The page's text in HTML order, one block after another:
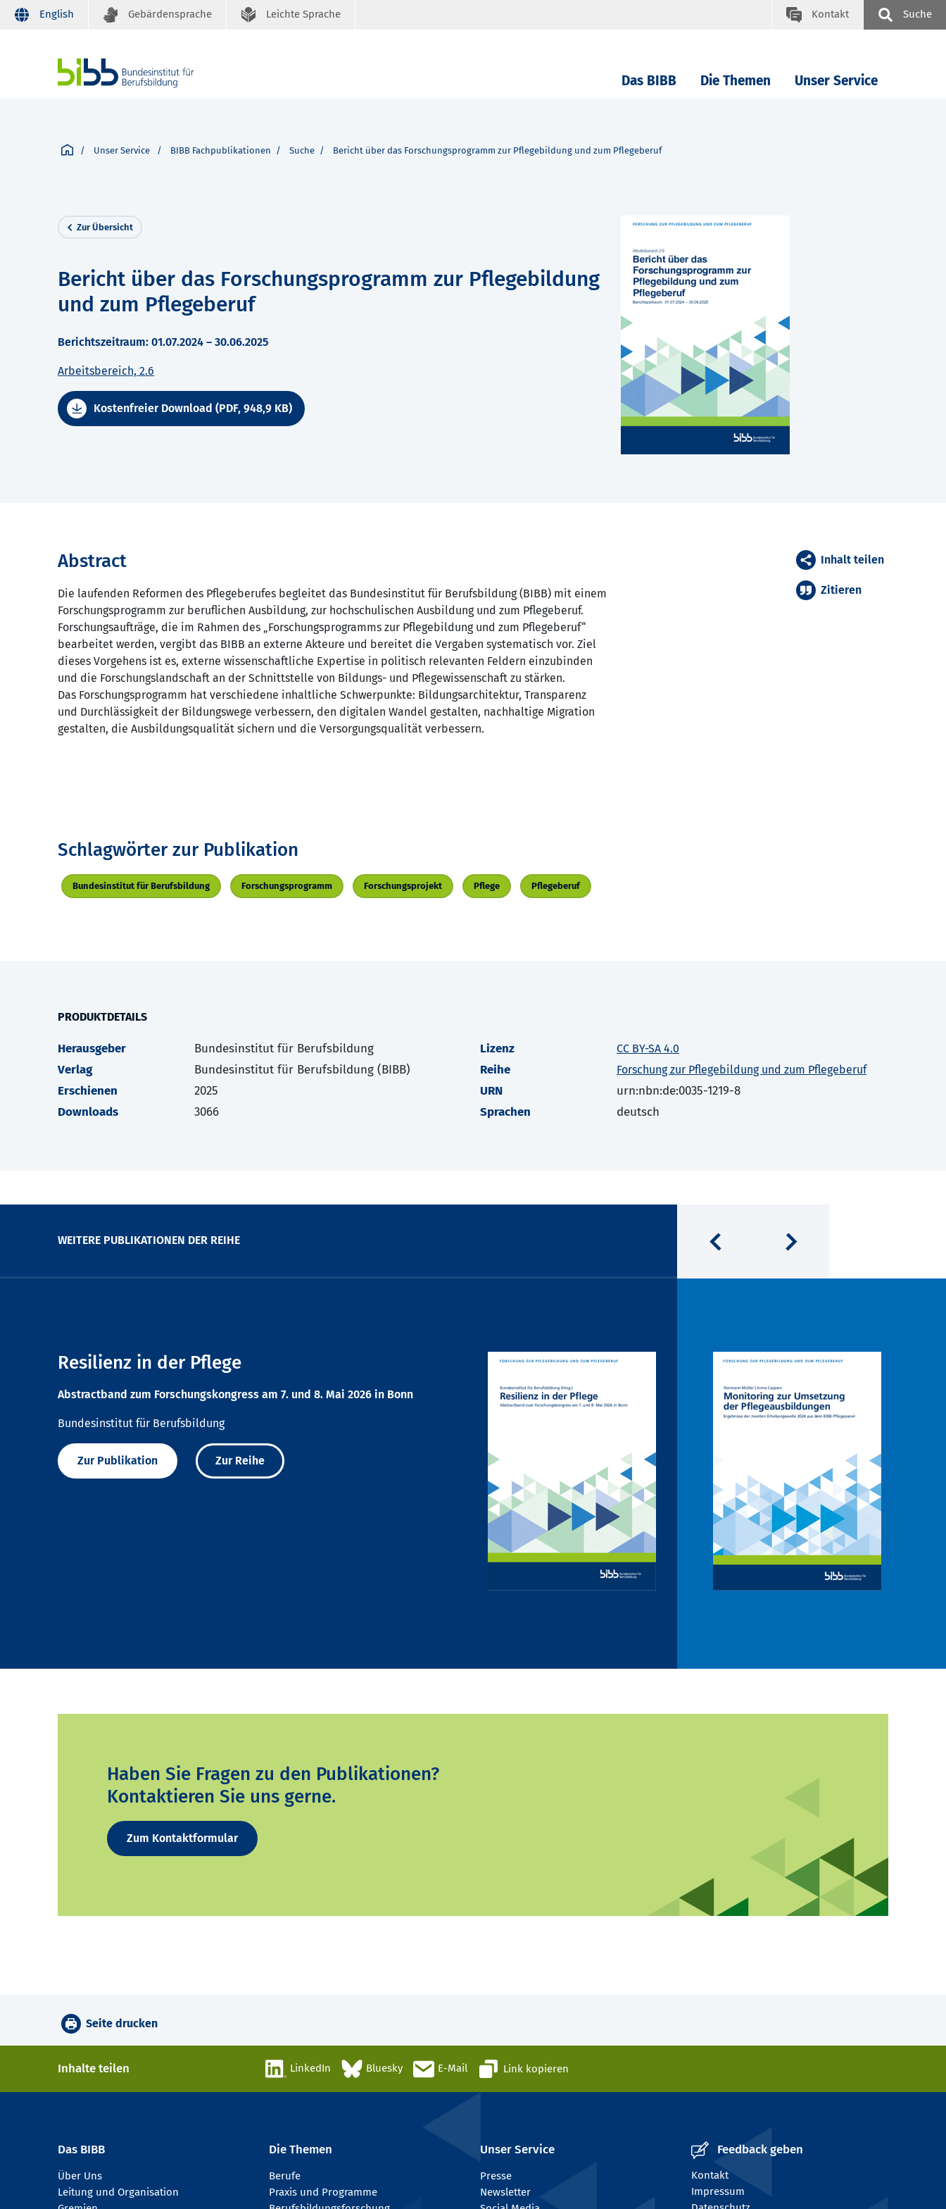
English Gebärdensprache Leichte Sprache Kontakt Suche
Das BIBB Die Themen Unser Service
Unser Service BIBB Fachpublikationen Suche Bericht über das Forschungsprogramm zur Pflegebildung und zum Pflegeberuf
Zur Übersicht
Bericht über das Forschungsprogramm zur Pflegebildung
und zum Pflegeberuf
Berichtszeitraum: 01.07.2024 – 30.06.2025
Arbeitsbereich, 2.6
Kostenfreier Download (PDF, 948,9 KB)
Abstract
Die laufenden Reformen des Pflegeberufes begleitet das Bundesinstitut für Berufsbildung (BIBB) mit einem
Forschungsprogramm zur beruflichen Ausbildung, zur hochschulischen Ausbildung und zum Pflegeberuf.
Forschungsaufträge, die im Rahmen des „Forschungsprogramms zur Pflegebildung und zum Pflegeberuf“
bearbeitet werden, vergibt das BIBB an externe Akteure und bereitet die Vergaben systematisch vor. Ziel
dieses Vorgehens ist es, externe wissenschaftliche Expertise in politisch relevanten Feldern einzubinden
und die Forschungslandschaft an der Schnittstelle von Bildungs- und Pflegewissenschaft zu stärken.
Das Forschungsprogramm hat verschiedene inhaltliche Schwerpunkte: Bildungsarchitektur, Transparenz
und Durchlässigkeit der Bildungswege verbessern, den digitalen Wandel gestalten, nachhaltige Migration
gestalten, die Ausbildungsqualität sichern und die Versorgungsqualität verbessern.
Inhalt teilen
Zitieren
Schlagwörter zur Publikation
Bundesinstitut für Berufsbildung Forschungsprogramm Forschungsprojekt Pflege Pflegeberuf
PRODUKTDETAILS
Herausgeber
Bundesinstitut für Berufsbildung
Verlag
Bundesinstitut für Berufsbildung (BIBB)
Erschienen
2025
Downloads
3066
Lizenz CC BY-SA 4.0
Reihe Forschung zur Pflegebildung und zum Pflegeberuf
URN
urn:nbn:de:0035-1219-8
Sprachen
deutsch
WEITERE PUBLIKATIONEN DER REIHE
Resilienz in der Pflege
Abstractband zum Forschungskongress am 7. und 8. Mai 2026 in Bonn
Bundesinstitut für Berufsbildung
Zur Publikation Zur Reihe
Haben Sie Fragen zu den Publikationen?
Kontaktieren Sie uns gerne.
Zum Kontaktformular
Seite drucken
Inhalte teilen LinkedIn Bluesky E-Mail Link kopieren
Das BIBB
Über Uns
Leitung und Organisation
Die Themen
Berufe
Praxis und Programme
Unser Service
Presse
Newsletter
Feedback geben
Kontakt
Impressum